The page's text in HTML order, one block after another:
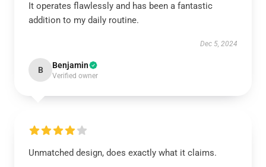
It operates flawlessly and has been a fantastic
addition to my daily routine.
Dec 5, 2024
B Benjamin
Verified owner
Unmatched design, does exactly what it claims.